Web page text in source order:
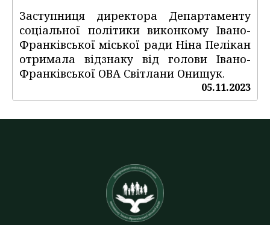
Заступниця директора Департаменту
соціальної політики виконкому Івано-
Франківської міської ради Ніна Пелікан
отримала відзнаку від голови Івано-
Франківської ОВА Світлани Онищук.
05.11.2023